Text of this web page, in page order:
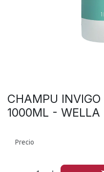
CHAMPU
1000ML - WELLA
Precio